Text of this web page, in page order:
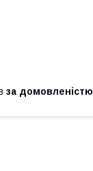
за домовленістю